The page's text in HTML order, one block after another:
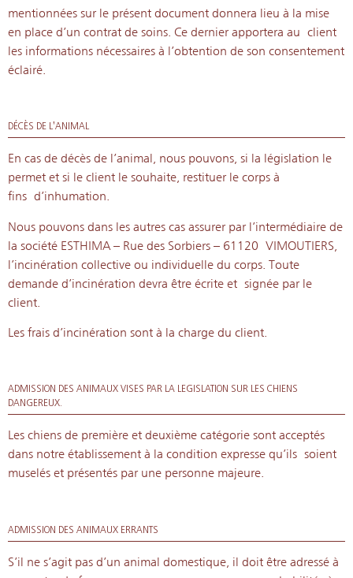
mentionnées sur le présent document donnera lieu à la mise
en place d’un contrat de soins. Ce dernier apportera au client
les informations nécessaires à l’obtention de son consentement
éclairé.
DÉCÈS DE L'ANIMAL
En cas de décès de l’animal, nous pouvons, si la législation le
permet et si le client le souhaite, restituer le corps à
fins d’inhumation.
Nous pouvons dans les autres cas assurer par l’intermédiaire de
la société ESTHIMA – Rue des Sorbiers – 61120 VIMOUTIERS,
l’incinération collective ou individuelle du corps. Toute
demande d’incinération devra être écrite et signée par le
client.
Les frais d’incinération sont à la charge du client.
ADMISSION DES ANIMAUX VISES PAR LA LEGISLATION SUR LES CHIENS
DANGEREUX.
Les chiens de première et deuxième catégorie sont acceptés
dans notre établissement à la condition expresse qu’ils soient
muselés et présentés par une personne majeure.
ADMISSION DES ANIMAUX ERRANTS
S’il ne s’agit pas d’un animal domestique, il doit être adressé à